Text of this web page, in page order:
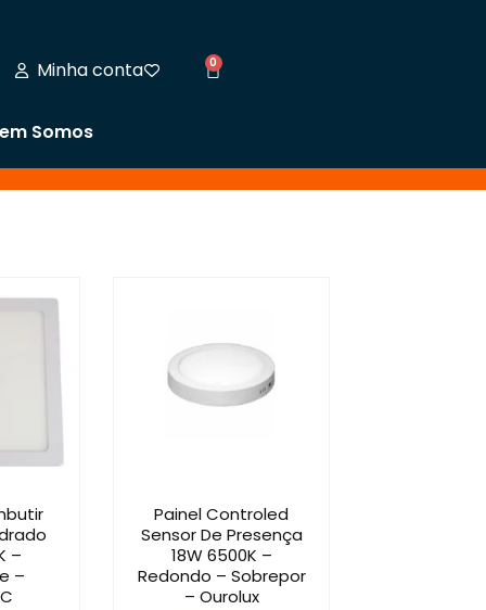
Minha conta 0
Somos
–
–
Painel Controled
Sensor De Presença
18W 6500K –
Redondo – Sobrepor
– Ourolux